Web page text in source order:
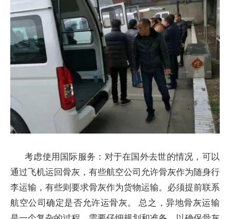
考虑使用国际服务：对于在国外去世的情况，可以
通过飞机运回骨灰，有些航空公司允许骨灰作为随身行
李运输，有些则要求骨灰作为货物运输。必须提前联系
航空公司确定是否允许运骨灰。 总之，异地骨灰运输